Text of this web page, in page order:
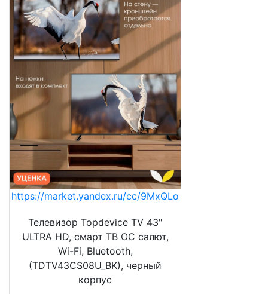
https://market.yandex.ru/cc/9MxQLo
Телевизор Topdevice TV 43"
ULTRA HD, смарт ТВ ОС салют,
Wi-Fi, Bluetooth,
(TDTV43CS08U_BK), черный
корпус